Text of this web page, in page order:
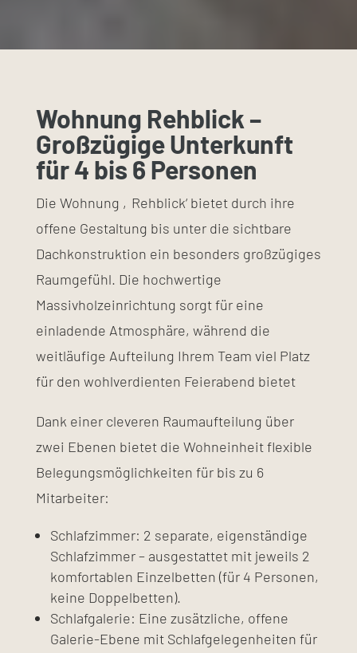
Wohnung Rehblick –
Großzügige Unterkunft
für 4 bis 6 Personen
Die Wohnung ‚Rehblick‘ bietet durch ihre
offene Gestaltung bis unter die sichtbare
Dachkonstruktion ein besonders großzügiges
Raumgefühl. Die hochwertige
Massivholzeinrichtung sorgt für eine
einladende Atmosphäre, während die
weitläufige Aufteilung Ihrem Team viel Platz
für den wohlverdienten Feierabend bietet
Dank einer cleveren Raumaufteilung über
zwei Ebenen bietet die Wohneinheit flexible
Belegungsmöglichkeiten für bis zu 6
Mitarbeiter:
Schlafzimmer: 2 separate, eigenständige
Schlafzimmer – ausgestattet mit jeweils 2
komfortablen Einzelbetten (für 4 Personen,
keine Doppelbetten).
Schlafgalerie: Eine zusätzliche, offene
Galerie-Ebene mit Schlafgelegenheiten für